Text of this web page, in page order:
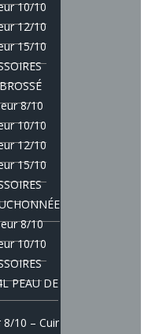
10/10
12/10
15/10
8/10
10/10
12/10
15/10
8/10
10/10
PEAU DE
8/10 – Cuir